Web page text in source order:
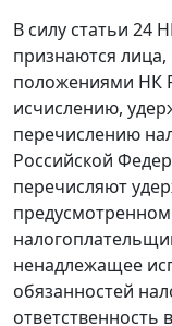
В силу статьи 24
признаются лица,
положениями НК
исчислению,
перечислению
Российской
перечисляют
ненадлежащее
обязанностей
ответственность